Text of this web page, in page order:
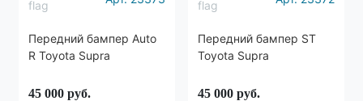
Передний бампер Auto
R Toyota Supra
45 000 руб.
Передний бампер ST
Toyota Supra
45 000 руб.